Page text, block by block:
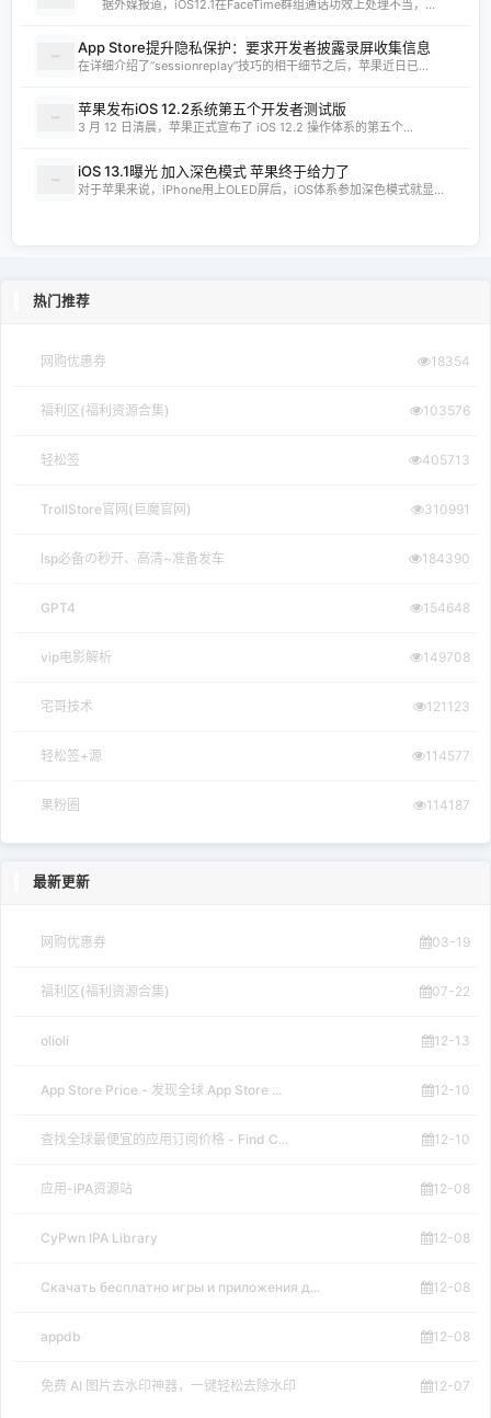
据外媒报道，iOS12.1在FaceTime群组通话功效上处理不当，...
App Store提升隐私保护：要求开发者披露录屏收集信息
在详细介绍了“sessionreplay”技巧的相干细节之后，苹果近日已...
苹果发布iOS 12.2系统第五个开发者测试版
3 月 12 日清晨，苹果正式宣布了 iOS 12.2 操作体系的第五个...
iOS 13.1曝光 加入深色模式 苹果终于给力了
对于苹果来说，iPhone用上OLED屏后，iOS体系参加深色模式就显...
热门推荐
网购优惠券 18354
福利区(福利资源合集) 103576
轻松签 405713
TrollStore官网(巨魔官网) 310991
lsp必备の秒开、高清~准备发车 184390
GPT4 154648
vip电影解析 149708
宅哥技术 121123
轻松签+源 114577
果粉圈 114187
最新更新
网购优惠券 03-19
福利区(福利资源合集) 07-22
olioli 12-13
App Store Price - 发现全球 App Store ... 12-10
查找全球最便宜的应用订阅价格 - Find C... 12-10
应用-iPA资源站 12-08
CyPwn IPA Library 12-08
Скачать бесплатно игры и приложения д... 12-08
appdb 12-08
免费 AI 图片去水印神器，一键轻松去除水印 12-07